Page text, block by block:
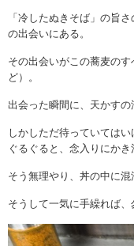
「冷したぬきそば」の旨
の出会いにある。
その出会いがこの蕎麦の
ど）。
出会った瞬間に、天かすの
しかしただ待っていては
ぐるぐると、念入りにかき
そう無理やり、丼の中に混
そうして一気に手繰れば